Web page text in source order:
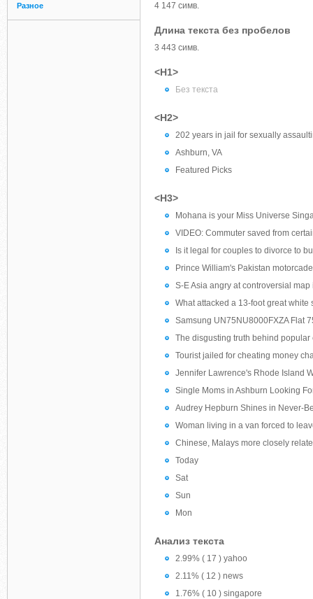
Разное 4 147 симв.
Длина текста без пробелов
3 443 симв.
<H1>
Без текста
<H2>
202 years in jail for sexually
Ashburn, VA
Featured Picks
<H3>
Mohana is your Miss Universe
VIDEO: Commuter saved from
Is it legal for couples to divorce to
Prince William's Pakistan
S-E Asia angry at controversial
What attacked a 13-foot great
Samsung UN75NU8000FXZA Flat
The disgusting truth behind popular
Tourist jailed for cheating money
Jennifer Lawrence's Rhode Island
Single Moms in Ashburn Looking
Audrey Hepburn Shines in Never-
Woman living in a van forced to
Chinese, Malays more closely
Today
Sat
Sun
Mon
Анализ текста
2.99% ( 17 ) yahoo
2.11% ( 12 ) news
1.76% ( 10 ) singapore